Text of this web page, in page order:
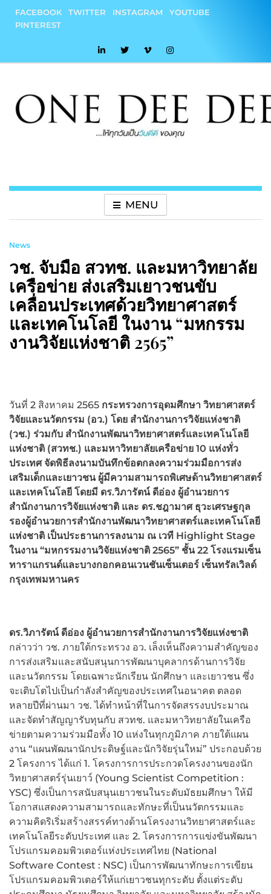
content
FACEBOOK TWITTER INSTAGRAM
YOUTUBE
PINTEREST
MENU
News
วช. จับมือ สวทช. และมหาวิทยาลัย
เครือข่าย ส่งเสริมเยาวชนขับ
เคลื่อนประเทศด้วยวิทยาศาสตร์
และเทคโนโลยี ในงาน “มหกรรม
งานวิจัยแห่งชาติ 2565”
วันที่ 2 สิงหาคม 2565 กระทรวงการอุดมศึกษา วิทยาศาสตร์
วิจัยและนวัตกรรม (อว.) โดย สำนักงานการวิจัยแห่งชาติ
(วช.) ร่วมกับ สำนักงานพัฒนาวิทยาศาสตร์และเทคโนโลยี
แห่งชาติ (สวทช.) และมหาวิทยาลัยเครือข่าย 10 แห่งทั่ว
ประเทศ จัดพิธีลงนามบันทึกข้อตกลงความร่วมมือการส่ง
เสริมเด็กและเยาวชน ผู้มีความสามารถพิเศษด้านวิทยาศาสตร์
และเทคโนโลยี โดยมี ดร.วิภารัตน์ ดีอ่อง ผู้อำนวยการ
สำนักงานการวิจัยแห่งชาติ และ ดร.ชฎามาศ ธุวะเศรษฐกุล
รองผู้อำนวยการสำนักงานพัฒนาวิทยาศาสตร์และเทคโนโลยี
แห่งชาติ เป็นประธานการลงนาม ณ เวที Highlight Stage
ในงาน “มหกรรมงานวิจัยแห่งชาติ 2565” ชั้น 22 โรงแรมเซ็น
ทาราแกรนด์และบางกอกคอนเวนชันเซ็นเตอร์ เซ็นทรัลเวิลด์
กรุงเทพมหานคร
ดร.วิภารัตน์ ดีอ่อง ผู้อำนวยการสำนักงานการวิจัยแห่งชาติ
กล่าวว่า วช. ภายใต้กระทรวง อว. เล็งเห็นถึงความสำคัญของ
การส่งเสริมและสนับสนุนการพัฒนาบุคลากรด้านการวิจัย
และนวัตกรรม โดยเฉพาะนักเรียน นักศึกษา และเยาวชน ซึ่ง
จะเติบโตไปเป็นกำลังสำคัญของประเทศในอนาคต ตลอด
หลายปีที่ผ่านมา วช. ได้ทำหน้าที่ในการจัดสรรงบประมาณ
และจัดทำสัญญารับทุนกับ สวทช. และมหาวิทยาลัยในเครือ
ข่ายตามความร่วมมือทั้ง 10 แห่งในทุกภูมิภาค ภายใต้แผน
งาน “แผนพัฒนานักประดิษฐ์และนักวิจัยรุ่นใหม่” ประกอบด้วย
2 โครงการ ได้แก่ 1. โครงการการประกวดโครงงานของนัก
วิทยาศาสตร์รุ่นเยาว์ (Young Scientist Competition :
YSC) ซึ่งเป็นการสนับสนุนเยาวชนในระดับมัธยมศึกษา ให้มี
โอกาสแสดงความสามารถและทักษะที่เป็นนวัตกรรมและ
ความคิดริเริ่มสร้างสรรค์ทางด้านโครงงานวิทยาศาสตร์และ
เทคโนโลยีระดับประเทศ และ 2. โครงการการแข่งขันพัฒนา
โปรแกรมคอมพิวเตอร์แห่งประเทศไทย (National
Software Contest : NSC) เป็นการพัฒนาทักษะการเขียน
โปรแกรมคอมพิวเตอร์ให้แก่เยาวชนทุกระดับ ตั้งแต่ระดับ